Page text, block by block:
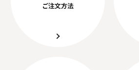
ご注文方法